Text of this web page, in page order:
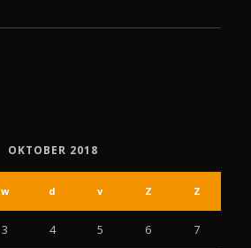
OKTOBER 2018
w d v Z Z
3 4 5 6 7